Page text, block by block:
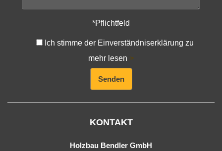
*Pflichtfeld
Ich stimme der Einverständniserklärung zu
mehr lesen >
KONTAKT
Holzbau Bendler GmbH